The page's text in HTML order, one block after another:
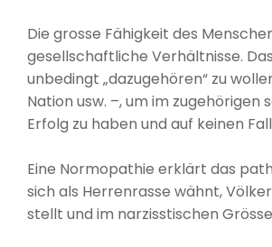
Die grosse Fähigkeit des
gesellschaftliche Verhältnisse.
unbedingt „dazugehören“ zu
Nation usw. –, um im
Erfolg zu haben und auf keinen
Eine Normopathie erklärt das
sich als Herrenrasse wähnt,
stellt und im narzisstischen